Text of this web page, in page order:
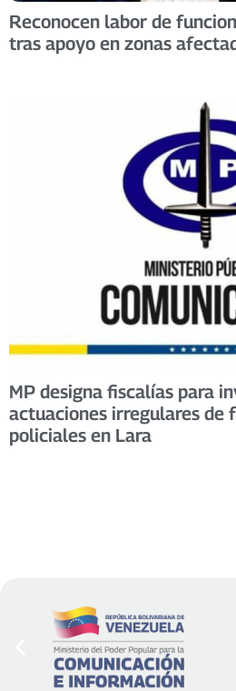
Reconocen labor de
tras apoyo en zonas
MP designa fiscalías para
actuaciones irregulares de
policiales en Lara